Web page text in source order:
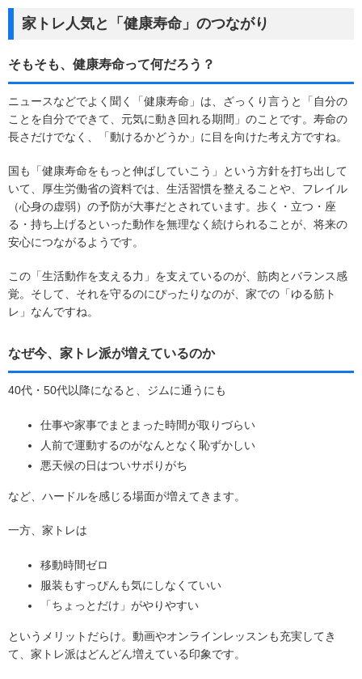
家トレ人気と「健康寿命」のつながり
そもそも、健康寿命って何だろう？
ニュースなどでよく聞く「健康寿命」は、ざっくり言うと「自分の
ことを自分でできて、元気に動き回れる期間」のことです。寿命の
長さだけでなく、「動けるかどうか」に目を向けた考え方ですね。
国も「健康寿命をもっと伸ばしていこう」という方針を打ち出して
いて、厚生労働省の資料では、生活習慣を整えることや、フレイル
（心身の虚弱）の予防が大事だとされています。歩く・立つ・座
る・持ち上げるといった動作を無理なく続けられることが、将来の
安心につながるようです。
この「生活動作を支える力」を支えているのが、筋肉とバランス感
覚。そして、それを守るのにぴったりなのが、家での「ゆる筋ト
レ」なんですね。
なぜ今、家トレ派が増えているのか
40代・50代以降になると、ジムに通うにも
仕事や家事でまとまった時間が取りづらい
人前で運動するのがなんとなく恥ずかしい
悪天候の日はついサボりがち
など、ハードルを感じる場面が増えてきます。
一方、家トレは
移動時間ゼロ
服装もすっぴんも気にしなくていい
「ちょっとだけ」がやりやすい
というメリットだらけ。動画やオンラインレッスンも充実してき
て、家トレ派はどんどん増えている印象です。